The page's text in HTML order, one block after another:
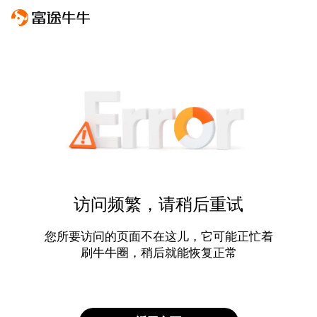
访问频繁，请稍后重试
您所要访问的页面不在这儿，它可能正忙着
刷牛牛圈，稍后就能恢复正常